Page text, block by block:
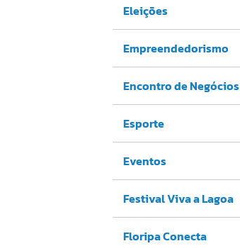
Eleições
Empreendedorismo
Encontro de Negócios
Esporte
Eventos
Festival Viva a Lagoa
Floripa Conecta